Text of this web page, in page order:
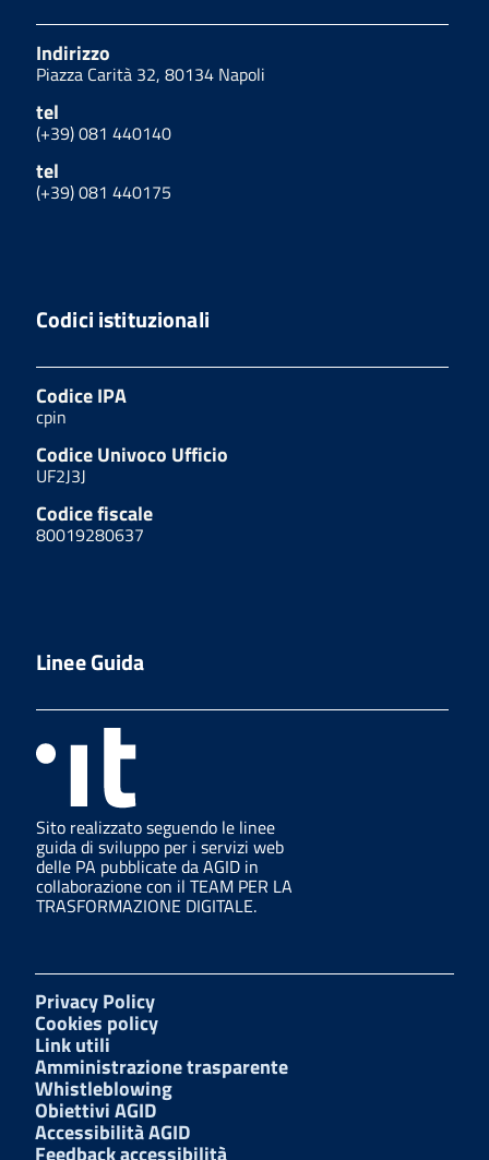
Indirizzo
Piazza Carità 32, 80134 Napoli
tel
(+39) 081 440140
tel
(+39) 081 440175
Codici istituzionali
Codice IPA
cpin
Codice Univoco Ufficio
UF2J3J
Codice fiscale
80019280637
Linee Guida
Sito realizzato seguendo le linee
guida di sviluppo per i servizi web
delle PA pubblicate da AGID in
collaborazione con il TEAM PER LA
TRASFORMAZIONE DIGITALE.
Privacy Policy
Cookies policy
Link utili
Amministrazione trasparente
Whistleblowing
Obiettivi AGID
Accessibilità AGID